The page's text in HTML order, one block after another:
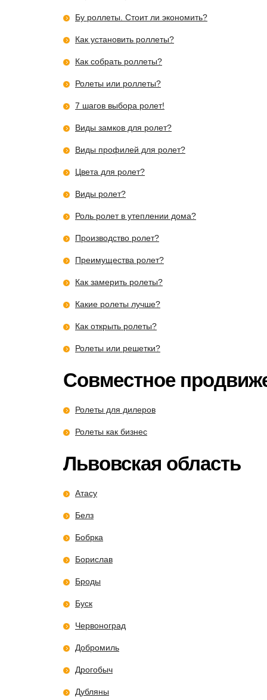
Бу роллеты. Стоит ли экономить?
Как установить роллеты?
Как собрать роллеты?
Ролеты или роллеты?
7 шагов выбора ролет!
Виды замков для ролет?
Виды профилей для ролет?
Цвета для ролет?
Виды ролет?
Роль ролет в утеплении дома?
Производство ролет?
Преимущества ролет?
Как замерить ролеты?
Какие ролеты лучше?
Как открыть ролеты?
Ролеты или решетки?
Совместное
Ролеты для дилеров
Ролеты как бизнес
Львовская область
Атасу
Белз
Бобрка
Борислав
Броды
Буск
Червоноград
Добромиль
Дрогобыч
Дубляны